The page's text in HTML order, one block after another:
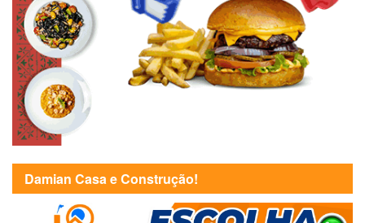
Damian Casa e Construção!